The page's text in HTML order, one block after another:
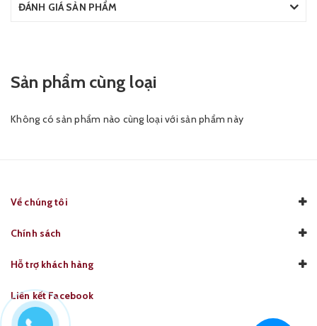
ĐÁNH GIÁ SẢN PHẨM
Sản phẩm cùng loại
Không có sản phẩm nào cùng loại với sản phẩm này
Về chúng tôi
Chính sách
Hỗ trợ khách hàng
Liên kết Facebook